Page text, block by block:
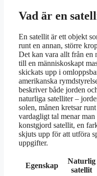
Vad är en
En satellit är ett objekt
runt en annan, större
Det kan vara allt från en
till en människoskapt
skickats upp i
amerikanska
beskriver både jorden
naturliga satelliter –
solen, månen kretsar
vardagligt tal menar man
konstgjord satellit, en
skjuts upp för att utföra
uppgifter.
Egenskap
Naturlig
satellit